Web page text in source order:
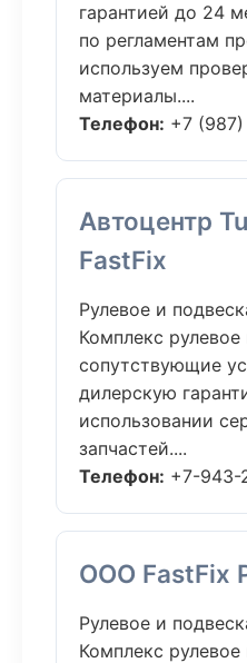
гарантией до 24
по регламентам
используем
материалы....
Телефон: +7
Автоцентр
FastFix
Рулевое и
Комплекс
сопутствующие
дилерскую
использовании
запчастей....
Телефон: +7-943-
ООО FastFix
Рулевое и
Комплекс